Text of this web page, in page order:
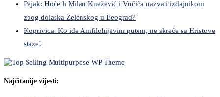
Pejak: Hoće li Milan Knežević i Vučića nazvati izdajnikom
zbog dolaska Zelenskog u Beograd?
Koprivica: Ko ide Amfilohijevim putem, ne skreće sa Hristove
staze!
Najčitanije vijesti: